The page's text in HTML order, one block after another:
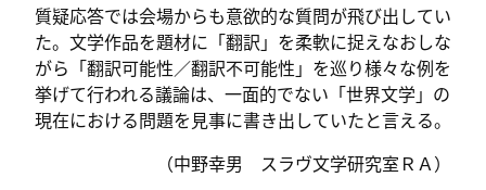
質疑応答では会場からも意欲的な質問が飛び出してい
た。文学作品を題材に「翻訳」を柔軟に捉えなおしな
がら「翻訳可能性／翻訳不可能性」を巡り様々な例を
挙げて行われる議論は、一面的でない「世界文学」の
現在における問題を見事に書き出していたと言える。
（中野幸男 スラヴ文学研究室ＲＡ）